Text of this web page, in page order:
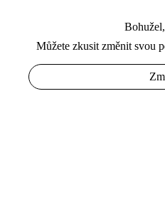
Můžete zkusit změnit svou